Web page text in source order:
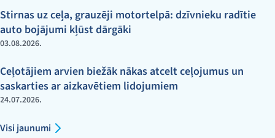
Stirnas uz ceļa, grauzēji motortelpā: dzīvnieku radītie
auto bojājumi kļūst dārgāki
03.08.2026.
Ceļotājiem arvien biežāk nākas atcelt ceļojumus un
saskarties ar aizkavētiem lidojumiem
24.07.2026.
Visi jaunumi